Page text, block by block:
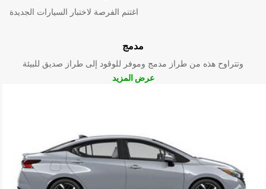
اغتنم الفرصة لاختبار السيارات الجديدة
مدمج
وتتراوح هذه من طراز مدمج وموفر للوقود إلى طراز صديق للبيئة
عرض المزيد